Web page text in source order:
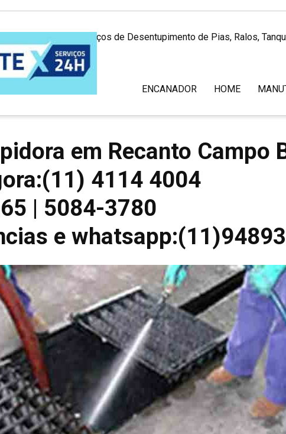
em São Paulo: Serviços de Desentupimento de Pias, Ralos,
ENCANADOR HOME
em Recanto Campo
4114 4004
| 5084-3780
e